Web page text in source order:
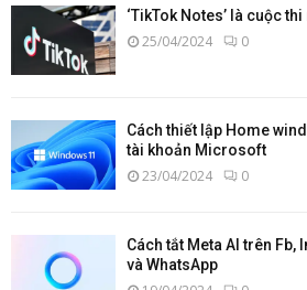
‘TikTok Notes’ là cuộc
25/04/2024 0
Cách thiết lập Home
tài khoản Microsoft
23/04/2024 0
Cách tắt Meta AI trên
và WhatsApp